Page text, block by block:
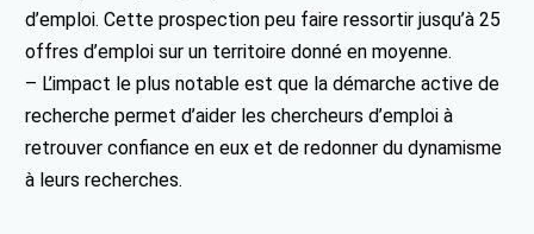
d’emploi. Cette prospection peu faire ressortir jusqu’à 25
offres d’emploi sur un territoire donné en moyenne.
– L’impact le plus notable est que la démarche active de
recherche permet d’aider les chercheurs d’emploi à
retrouver confiance en eux et de redonner du dynamisme
à leurs recherches.